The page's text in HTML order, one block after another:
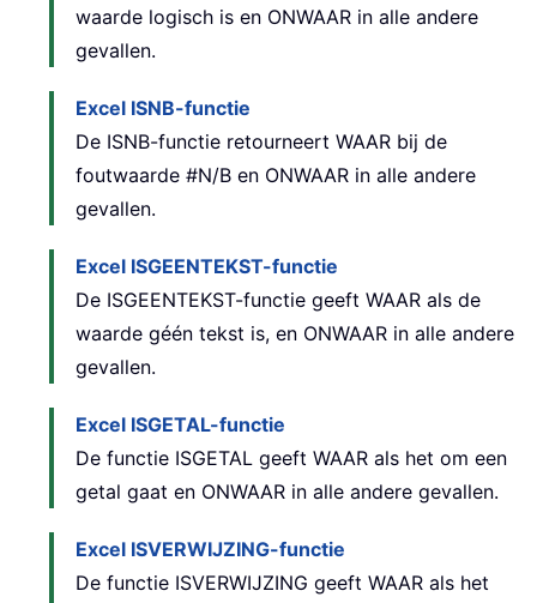
waarde logisch is en ONWAAR in alle andere
gevallen.
Excel ISNB-functie
De ISNB-functie retourneert WAAR bij de
foutwaarde #N/B en ONWAAR in alle andere
gevallen.
Excel ISGEENTEKST-functie
De ISGEENTEKST-functie geeft WAAR als de
waarde géén tekst is, en ONWAAR in alle andere
gevallen.
Excel ISGETAL-functie
De functie ISGETAL geeft WAAR als het om een
getal gaat en ONWAAR in alle andere gevallen.
Excel ISVERWIJZING-functie
De functie ISVERWIJZING geeft WAAR als het